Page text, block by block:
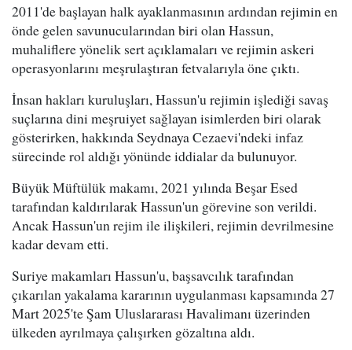
2011'de başlayan halk ayaklanmasının ardından rejimin en
önde gelen savunucularından biri olan Hassun,
muhaliflere yönelik sert açıklamaları ve rejimin askeri
operasyonlarını meşrulaştıran fetvalarıyla öne çıktı.
İnsan hakları kuruluşları, Hassun'u rejimin işlediği savaş
suçlarına dini meşruiyet sağlayan isimlerden biri olarak
gösterirken, hakkında Seydnaya Cezaevi'ndeki infaz
sürecinde rol aldığı yönünde iddialar da bulunuyor.
Büyük Müftülük makamı, 2021 yılında Beşar Esed
tarafından kaldırılarak Hassun'un görevine son verildi.
Ancak Hassun'un rejim ile ilişkileri, rejimin devrilmesine
kadar devam etti.
Suriye makamları Hassun'u, başsavcılık tarafından
çıkarılan yakalama kararının uygulanması kapsamında 27
Mart 2025'te Şam Uluslararası Havalimanı üzerinden
ülkeden ayrılmaya çalışırken gözaltına aldı.